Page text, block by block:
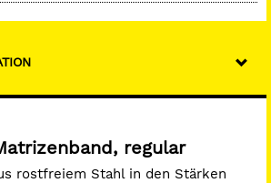
regular
rostfreiem Stahl in den Stärken